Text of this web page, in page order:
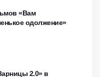
«Вам
одолжение»
2.0» в